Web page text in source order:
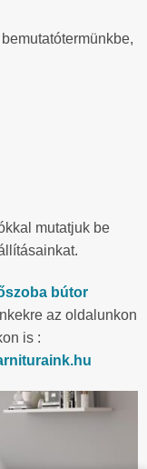
mutatjuk be
bútor
az oldalunkon
is :